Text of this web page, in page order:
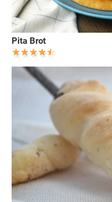
Pita Brot